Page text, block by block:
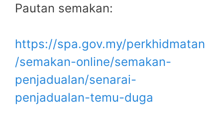
Pautan semakan:
https://spa.gov.my/perkhidmatan
/semakan-online/semakan-
penjadualan/senarai-
penjadualan-temu-duga